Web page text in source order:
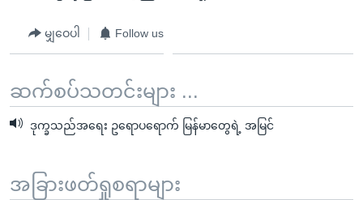
မျှဝေပါ Follow us
ဆက်စပ်သတင်းများ ...
ဒုက္ခသည်အရေး ဥရောပရောက် မြန်မာတွေရဲ့ အမြင်
အခြားဖတ်ရှုစရာများ